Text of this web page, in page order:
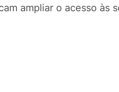
ampliar o acesso às